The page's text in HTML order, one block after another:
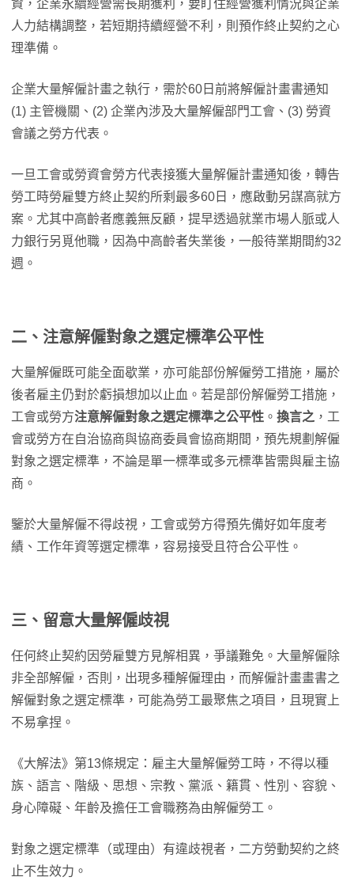
資，企業永續經營需長期獲利，要盯住經營獲利情況與企業
人力結構調整，若短期持續經營不利，則預作終止契約之心
理準備。
企業大量解僱計畫之執行，需於60日前將解僱計畫書通知
(1) 主管機關、(2) 企業內涉及大量解僱部門工會、(3) 勞資
會議之勞方代表。
一旦工會或勞資會勞方代表接獲大量解僱計畫通知後，轉告
勞工時勞雇雙方終止契約所剩最多60日，應啟動另謀高就方
案。尤其中高齡者應義無反顧，提早透過就業市場人脈或人
力銀行另覓他職，因為中高齡者失業後，一般待業期間約32
週。
二、注意解僱對象之選定標準公平性
大量解僱既可能全面歇業，亦可能部份解僱勞工措施，屬於
後者雇主仍對於虧損想加以止血。若是部份解僱勞工措施，
工會或勞方注意解僱對象之選定標準之公平性 。 換言之 ，工
會或勞方在自治協商與協商委員會協商期間，預先規劃解僱
對象之選定標準，不論是單一標準或多元標準皆需與雇主協
商。
鑒於大量解僱不得歧視，工會或勞方得預先備好如年度考
績、工作年資等選定標準，容易接受且符合公平性。
三、留意大量解僱歧視
任何終止契約因勞雇雙方見解相異，爭議難免。大量解僱除
非全部解僱，否則，出現多種解僱理由，而解僱計畫畫書之
解僱對象之選定標準，可能為勞工最聚焦之項目，且現實上
不易拿捏。
《大解法》第13條規定：雇主大量解僱勞工時，不得以種
族、語言、階級、思想、宗教、黨派、籍貫、性別、容貌、
身心障礙、年齡及擔任工會職務為由解僱勞工。
對象之選定標準（或理由）有違歧視者，二方勞動契約之終
止不生效力。